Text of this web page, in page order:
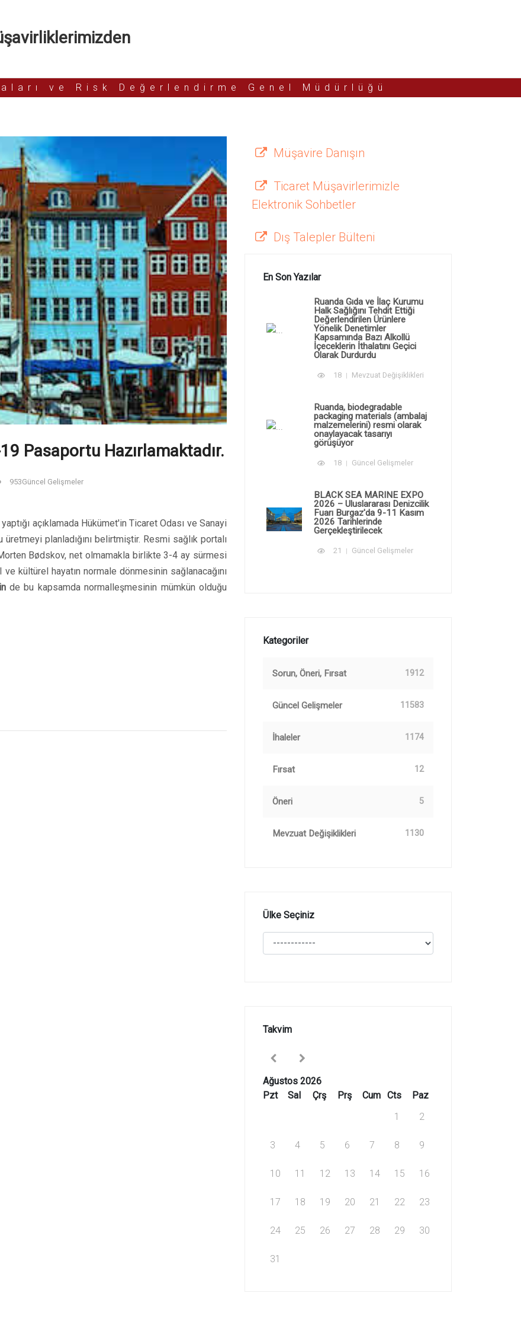
ve Risk Değerlendirme Genel Müdürlüğü
Pasaportu Hazırlamaktadır.
953Güncel Gelişmeler
açıklamada Hükümet'in Ticaret Odası ve Sanayi
planladığını belirtmiştir. Resmi sağlık portalı
Bødskov, net olmamakla birlikte 3-4 ay sürmesi
kültürel hayatın normale dönmesinin sağlanacağını
de bu kapsamda normalleşmesinin mümkün olduğu
Müşavire Danışın
Ticaret Müşavirlerimizle
Elektronik Sohbetler
Dış Talepler Bülteni
En Son Yazılar
Ruanda Gıda ve İlaç Kurumu
Halk Sağlığını Tehdit Ettiği
Değerlendirilen Ürünlere
Yönelik Denetimler
Kapsamında Bazı Alkollü
İçeceklerin İthalatını Geçici
Olarak Durdurdu
18 Mevzuat Değişiklikleri
Ruanda, biodegradable
packaging materials (ambalaj
malzemelerini) resmi olarak
onaylayacak tasarıyı
görüşüyor
18 Güncel Gelişmeler
BLACK SEA MARINE EXPO
2026 – Uluslararası Denizcilik
Fuarı Burgaz'da 9-11 Kasım
2026 Tarihlerinde
Gerçekleştirilecek
21 Güncel Gelişmeler
Kategoriler
Sorun, Öneri, Fırsat 1912
Güncel Gelişmeler 11583
İhaleler 1174
Fırsat 12
Öneri 5
Mevzuat Değişiklikleri 1130
Ülke Seçiniz
Takvim
Ağustos 2026
Pzt
Sal Çrş Prş Cum Cts
Paz
1
2
3 4 5 6 7 8 9
10 11 12 13 14 15 16
17 18 19 20 21 22 23
24 25 26 27 28 29 30
31